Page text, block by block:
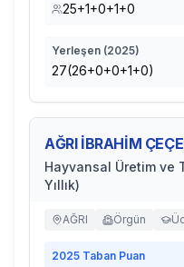
25+1+0+1+0
Yerleşen (2025)
27(26+0+0+1+0)
AĞRI İBRAHİM
Hayvansal Üretim ve
Yıllık)
AĞRI Örgün
2025 Taban Puan